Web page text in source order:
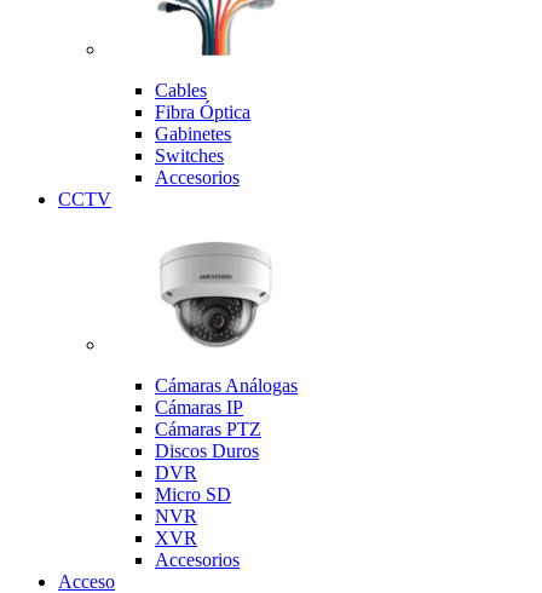
Cables
Fibra Óptica
Gabinetes
Switches
Accesorios
CCTV
Cámaras Análogas
Cámaras IP
Cámaras PTZ
Discos Duros
DVR
Micro SD
NVR
XVR
Accesorios
Acceso